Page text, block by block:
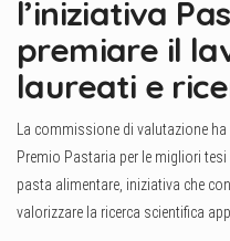
l’iniziativa
premiare il
laureati e
La commissione di valutazione
Premio Pastaria per le migliori
pasta alimentare, iniziativa che
valorizzare la ricerca scientifica